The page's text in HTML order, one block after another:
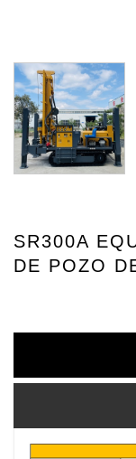
SR300A
DE POZO